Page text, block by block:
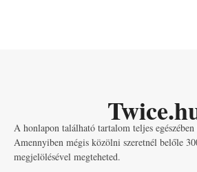
A honlapon található tartalom teljes
Amennyiben mégis közölni szeretnél belőle
megjelölésével megteheted.